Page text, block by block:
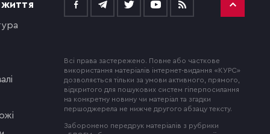
Всі права застережено. Повне або часткове
використання матеріалів інтернет-видання «КУРС»
дозволяється тільки за умови активного, прямого,
відкритого для пошукових систем гіперпосилання
на конкретну новину чи матеріал та згадки
першоджерела не нижче другого абзацу тексту.
Заборонено передрук матеріалів з рубрики